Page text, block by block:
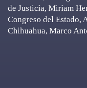
de Justicia, Miriam
Congreso del Estado,
Chihuahua, Marco